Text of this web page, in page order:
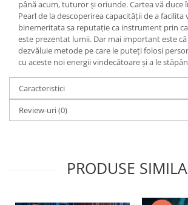
până acum, tuturor şi oriunde. Cartea vă duce
Pearl de la descoperirea capacităţii de a facilita
binemeritata sa reputaţie ca instrument prin
este prezentat lumii. Dar mai important este că
dezvăluie metode pe care le puteţi folosi
cu aceste noi energii vindecătoare şi a le
Caracteristici
Review-uri(0)
PRODUSE